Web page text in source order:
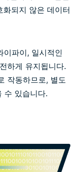
되지 않은 데이터
이파이, 일시적인
하게 유지됩니다.
작동하므로, 별도
수 있습니다.